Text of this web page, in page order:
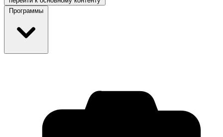
Программы